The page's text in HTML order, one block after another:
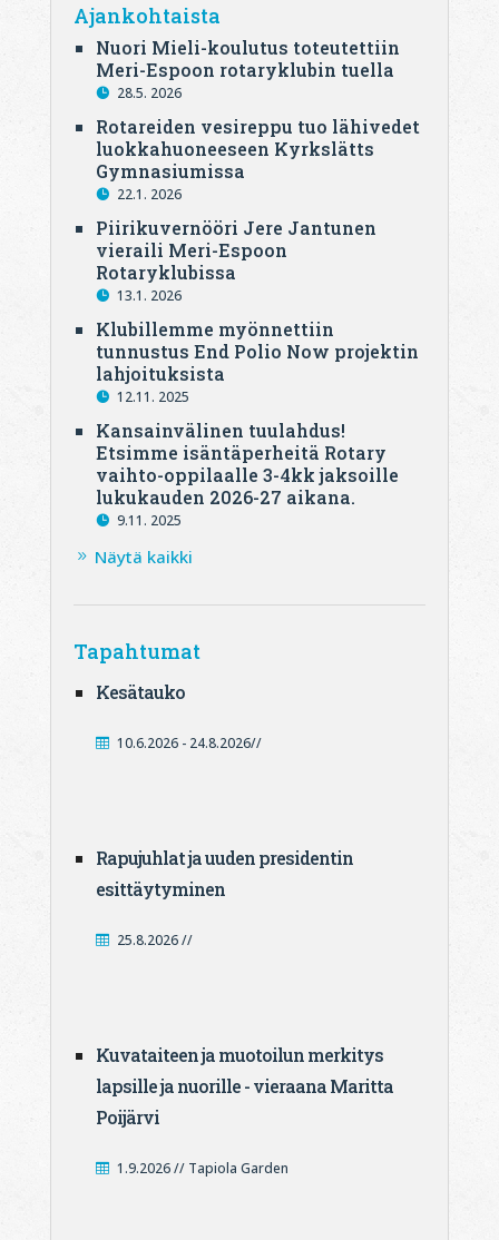
Ajankohtaista
Nuori Mieli-koulutus toteutettiin
Meri-Espoon rotaryklubin tuella
28.5. 2026
Rotareiden vesireppu tuo lähivedet
luokkahuoneeseen Kyrkslätts
Gymnasiumissa
22.1. 2026
Piirikuvernööri Jere Jantunen
vieraili Meri-Espoon
Rotaryklubissa
13.1. 2026
Klubillemme myönnettiin
tunnustus End Polio Now projektin
lahjoituksista
12.11. 2025
Kansainvälinen tuulahdus!
Etsimme isäntäperheitä Rotary
vaihto-oppilaalle 3-4kk jaksoille
lukukauden 2026-27 aikana.
9.11. 2025
Näytä kaikki
Tapahtumat
Kesätauko
10.6.2026 - 24.8.2026//
Rapujuhlat ja uuden presidentin
esittäytyminen
25.8.2026 //
Kuvataiteen ja muotoilun merkitys
lapsille ja nuorille - vieraana Maritta
Poijärvi
1.9.2026 // Tapiola Garden